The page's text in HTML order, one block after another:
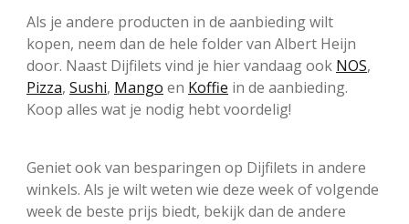
Als je andere producten in de aanbieding wilt
kopen, neem dan de hele folder van Albert Heijn
door. Naast Dijfilets vind je hier vandaag ook NOS,
Pizza, Sushi, Mango en Koffie in de aanbieding.
Koop alles wat je nodig hebt voordelig!
Geniet ook van besparingen op Dijfilets in andere
winkels. Als je wilt weten wie deze week of volgende
week de beste prijs biedt, bekijk dan de andere